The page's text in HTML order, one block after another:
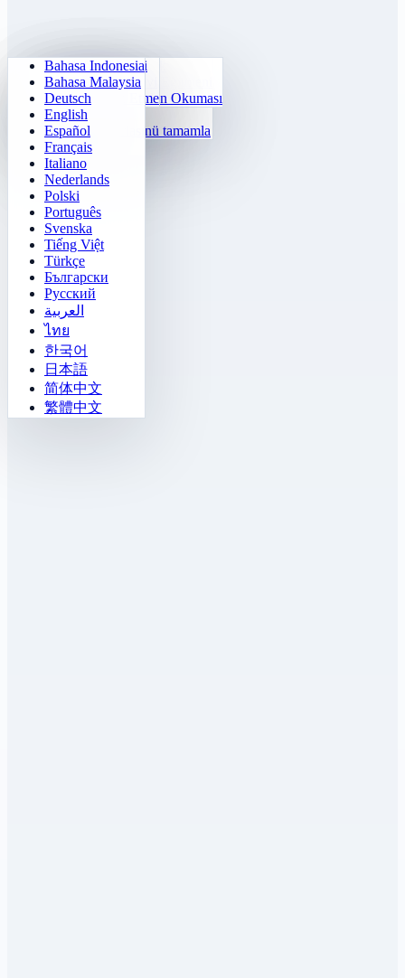
Günlük Aritmetik
Çarpım Tablosu Eğitmeni
24 Hızlı Hesap
Fonksiyonlar
Sayı örüntüsünü tamamla
Sudoku
Sayı Klotski
2048
Tetris
Mayın Tarlası
Gomoku
Işıkları söndür
Labirent Görevi
Sokoban Meydan Okuması
Hafıza Matrisi
Hedef Takibi
Hızlı Ayırt Etme
Bahasa Indonesia
Bahasa Malaysia
Deutsch
English
Español
Français
Italiano
Nederlands
Polski
Português
Svenska
Tiếng Việt
Türkçe
Български
Русский
العربية
ไทย
한국어
日本語
简体中文
繁體中文